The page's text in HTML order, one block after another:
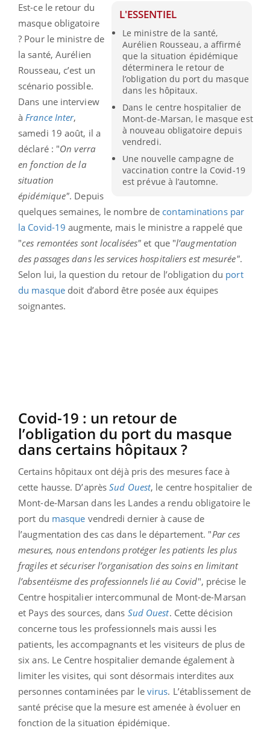
L'ESSENTIEL
Le ministre de la santé,
Aurélien Rousseau, a affirmé
que la situation épidémique
déterminera le retour de
l’obligation du port du masque
dans les hôpitaux.
Dans le centre hospitalier de
Mont-de-Marsan, le masque est
à nouveau obligatoire depuis
vendredi.
Une nouvelle campagne de
vaccination contre la Covid-19
est prévue à l’automne.
Est-ce le retour du
masque obligatoire
? Pour le ministre de
la santé, Aurélien
Rousseau, c’est un
scénario possible.
Dans une interview
à France Inter,
samedi 19 août, il a
déclaré : "On verra
en fonction de la
situation
épidémique". Depuis
quelques semaines, le nombre de contaminations par
la Covid-19 augmente, mais le ministre a rappelé que
"ces remontées sont localisées" et que "l’augmentation
des passages dans les services hospitaliers est mesurée".
Selon lui, la question du retour de l’obligation du port
du masquedoit d’abord être posée aux équipes
soignantes.
Covid-19 : un retour de
l’obligation du port du masque
dans certains hôpitaux ?
Certains hôpitaux ont déjà pris des mesures face à
cette hausse. D’aprèsSud Ouest, le centre hospitalier de
Mont-de-Marsan dans les Landes a rendu obligatoire le
port du masque vendredi dernier à cause de
l’augmentation des cas dans le département. "Par ces
mesures, nous entendons protéger les patients les plus
fragiles et sécuriser l’organisation des soins en limitant
l’absentéisme des professionnels lié au Covid", précise le
Centre hospitalier intercommunal de Mont-de-Marsan
et Pays des sources, dans Sud Ouest. Cette décision
concerne tous les professionnels mais aussi les
patients, les accompagnants et les visiteurs de plus de
six ans. Le Centre hospitalier demande également à
limiter les visites, qui sont désormais interdites aux
personnes contaminées par le virus. L’établissement de
santé précise que la mesure est amenée à évoluer en
fonction de la situation épidémique.